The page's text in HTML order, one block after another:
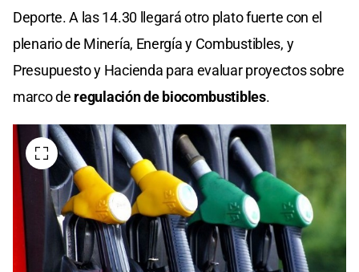
Deporte. A las 14.30 llegará otro plato fuerte con el
plenario de Minería, Energía y Combustibles, y
Presupuesto y Hacienda para evaluar proyectos sobre
marco de regulación de biocombustibles.